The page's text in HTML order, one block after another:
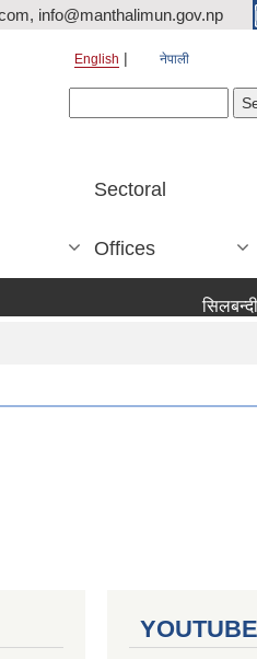
info@manthalimun.gov.np
English नेपाली
Sectoral
Offices
सिलबन्दी
YOUTUBE